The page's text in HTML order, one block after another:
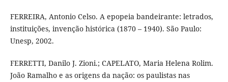
FERREIRA, Antonio Celso. A epopeia bandeirante: letrados,
instituições, invenção histórica (1870 – 1940). São Paulo:
Unesp, 2002.
FERRETTI, Danilo J. Zioni.; CAPELATO, Maria Helena Rolim.
João Ramalho e as origens da nação: os paulistas nas